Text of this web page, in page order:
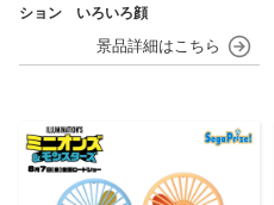
ション いろいろ顔